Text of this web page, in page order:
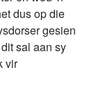
dus op die
gesien
sal aan sy
vir